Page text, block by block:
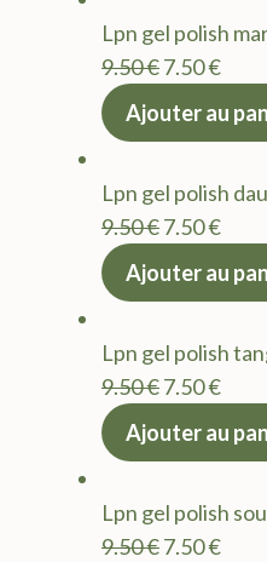
Lpn gel polish
9.50€Le
prix
9.50 €.
7.50€Le
actuel
7.50
Ajouter au
Lpn gel polish
9.50€Le
prix
9.50 €.
7.50€Le
actuel
7.50
Ajouter au
Lpn gel polish
9.50€Le
prix
9.50 €.
7.50€Le
actuel
7.50
Ajouter au
Lpn gel polish
9.50€Le
7.50€Le